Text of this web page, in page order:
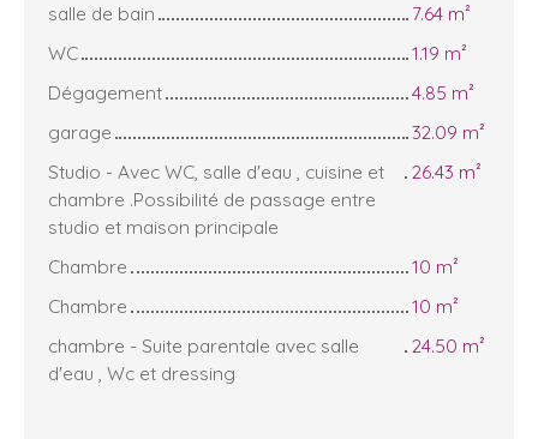
salle de bain
7.64 m²
WC
1.19 m²
Dégagement
4.85 m²
garage
32.09 m²
Studio - Avec WC, salle d'eau , cuisine et
chambre .Possibilité de passage entre
studio et maison principale
26.43 m²
Chambre
10 m²
Chambre
10 m²
chambre - Suite parentale avec salle
d'eau , Wc et dressing
24.50 m²